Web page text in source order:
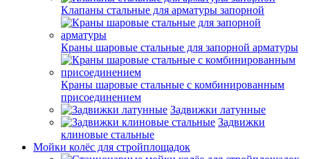
Клапаны стальные для арматуры запорной
Краны шаровые стальные для запорной арматуры
Краны шаровые стальные с комбинированным
присоединением
Задвижки латунные
Задвижки
клиновые стальные
Мойки колёс для стройплощадок